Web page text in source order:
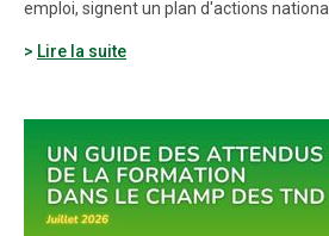
emploi, signent un plan d'actions national.
Lire la suite